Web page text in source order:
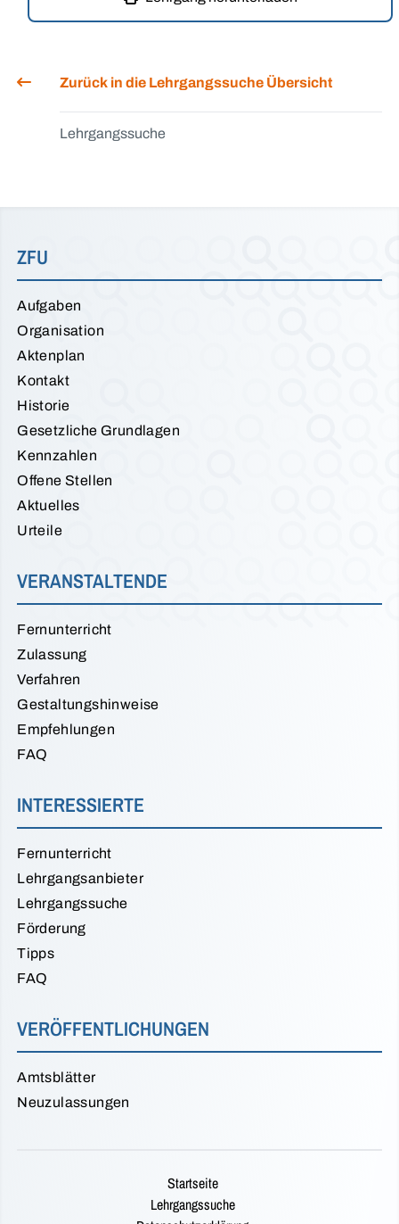
Zurück in die Lehrgangssuche Übersicht
Lehrgangssuche
ZFU
Aufgaben
Organisation
Aktenplan
Kontakt
Historie
Gesetzliche Grundlagen
Kennzahlen
Offene Stellen
Aktuelles
Urteile
VERANSTALTENDE
Fernunterricht
Zulassung
Verfahren
Gestaltungshinweise
Empfehlungen
FAQ
INTERESSIERTE
Fernunterricht
Lehrgangsanbieter
Lehrgangssuche
Förderung
Tipps
FAQ
VERÖFFENTLICHUNGEN
Amtsblätter
Neuzulassungen
Startseite
Lehrgangssuche